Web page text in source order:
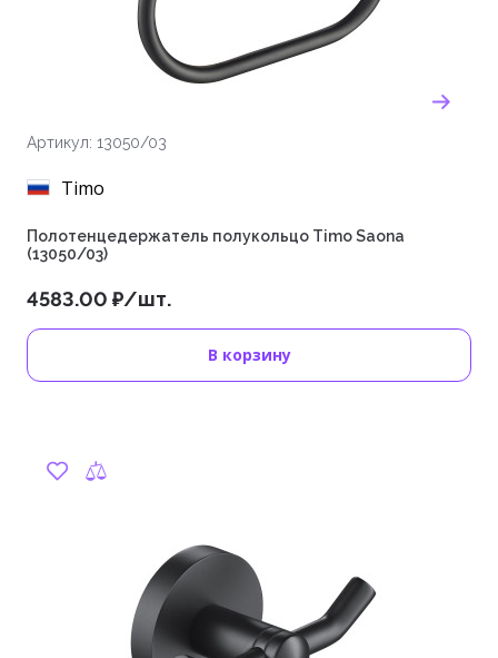
Артикул: 13050/03
Timo
Полотенцедержатель полукольцо Timo Saona
(13050/03)
4583.00 ₽/шт.
В корзину